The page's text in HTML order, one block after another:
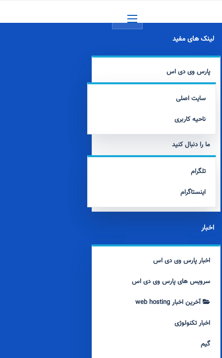
لینک های مفید
پارس وی دی اس
سایت اصلی
ناحیه کاربری
ما را دنبال کنید
تلگرام
اینستاگرام
اخبار
اخبار پارس وی دی اس
سرویس های پارس وی دی اس
آخرین اخبار web hosting
اخبار تکنولوژی
گیم